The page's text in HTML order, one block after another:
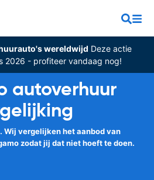
wereldwijd Deze actie
2026 - profiteer vandaag nog!
autoverhuur
Wij vergelijken het aanbod van
zodat jij dat niet hoeft te doen.